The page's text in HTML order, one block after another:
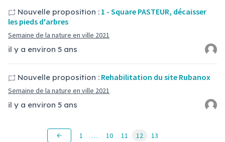
il y a environ 5 ans
Nouvelle proposition : 1 - Square PASTEUR, décaisser
les pieds d'arbres
Semaine de la nature en ville 2021
il y a environ 5 ans
Nouvelle proposition : Rehabilitation du site Rubanox
Semaine de la nature en ville 2021
1 … 10 11 12 13